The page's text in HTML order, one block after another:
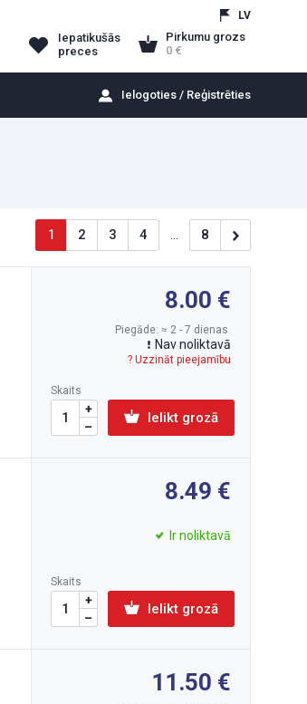
LV
Iepatikušās
preces
Pirkumu grozs
0
Ielogoties / Reģistrēties
1 2 3 4 ... 8
8.00
Piegāde: ≈ 2 - 7 dienas
Nav noliktavā
? Uzzināt pieejamību
Skaits
Ielikt grozā
8.49
Ir noliktavā
Skaits
Ielikt grozā
11.50